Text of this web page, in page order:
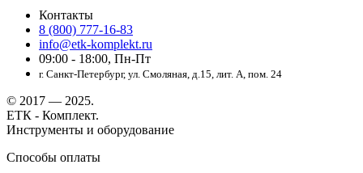
Контакты
8 (800) 777-16-83
info@etk-komplekt.ru
09:00 - 18:00, Пн-Пт
г. Санкт-Петербург, ул. Смоляная, д.15, лит. А, пом. 24
© 2017 — 2025.
ЕТК - Комплект.
Инструменты и оборудование
Способы оплаты